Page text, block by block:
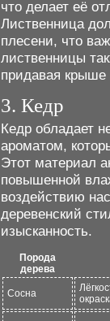
что делает её
Лиственница
плесени, что
лиственницы
придавая крыше
3. Кедр
Кедр обладает
ароматом,
Этот материал
повышенной
воздействию
деревенский
изысканность.
Порода
дерева
Сосна